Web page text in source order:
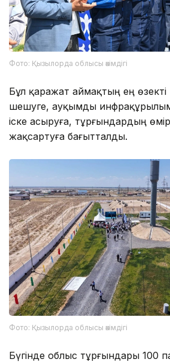
Фото: Қызылорда облысы әкімдігі
Бұл қаражат аймақтың ең өзекті
шешуге, ауқымды
іске асыруға, тұрғындардың
жақсартуға бағытталды.
Фото: Қызылорда облысы әкімдігі
Бүгінде облыс тұрғындары 100